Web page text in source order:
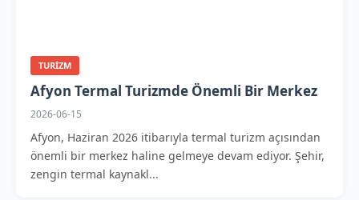
TURIZM
Afyon Termal Turizmde Önemli Bir Merkez
2026-06-15
Afyon, Haziran 2026 itibarıyla termal turizm açısından
önemli bir merkez haline gelmeye devam ediyor. Şehir,
zengin termal kaynakl...